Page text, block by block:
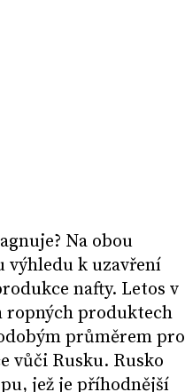
Na obou
k uzavření
nafty. Letos v
ropných produktech
průměrem pro
vůči Rusku. Rusko
jež je příhodnější